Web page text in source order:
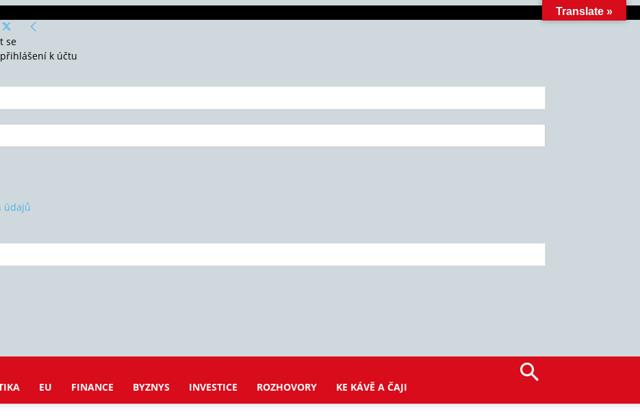
se
k účtu
údajů
EU FINANCE BYZNYS INVESTICE ROZHOVORY KE KÁVĚ A ČAJI
Translate »